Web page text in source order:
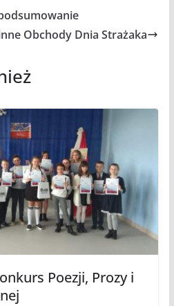
Obchody Dnia Strażaka
Poezji, Prozy i